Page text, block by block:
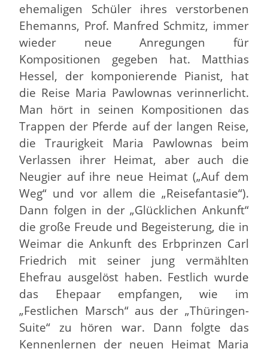
ehemaligen Schüler ihres verstorbenen
Ehemanns, Prof. Manfred Schmitz, immer
wieder neue Anregungen für
Kompositionen gegeben hat. Matthias
Hessel, der komponierende Pianist, hat
die Reise Maria Pawlownas verinnerlicht.
Man hört in seinen Kompositionen das
Trappen der Pferde auf der langen Reise,
die Traurigkeit Maria Pawlownas beim
Verlassen ihrer Heimat, aber auch die
Neugier auf ihre neue Heimat („Auf dem
Weg“ und vor allem die „Reisefantasie“).
Dann folgen in der „Glücklichen Ankunft“
die große Freude und Begeisterung, die in
Weimar die Ankunft des Erbprinzen Carl
Friedrich mit seiner jung vermählten
Ehefrau ausgelöst haben. Festlich wurde
das Ehepaar empfangen, wie im
„Festlichen Marsch“ aus der „Thüringen-
Suite“ zu hören war. Dann folgte das
Kennenlernen der neuen Heimat Maria